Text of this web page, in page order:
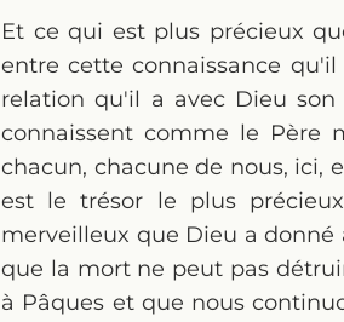
Et ce qui est plus précieux
entre cette connaissance
relation qu'il a avec Dieu
connaissent comme le Père
chacun, chacune de nous, ici,
est le trésor le plus
merveilleux que Dieu a donné
que la mort ne peut pas
à Pâques et que nous